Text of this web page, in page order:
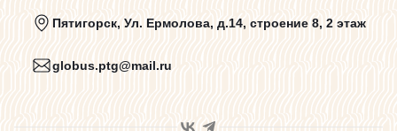
Политика конфиденциальности
Пользовательское соглашение
Пятигорск, Ул. Ермолова, д.14, строение 8, 2 этаж
globus.ptg@mail.ru